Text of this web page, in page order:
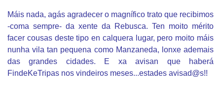
Máis nada, agás agradecer o magnífico trato que recibimos
-coma sempre- da xente da Rebusca. Ten moito mérito
facer cousas destetipo en calquera lugar, pero moito máis
nunha vila tan pequena como Manzaneda, lonxe ademais
das grandes cidades. E xa avisan que haberá
FindeKeTripas nos vindeiros meses...estades avisad@s!!